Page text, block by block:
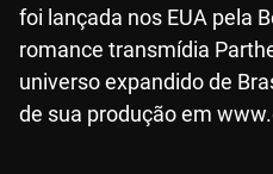
foi lançada nos EUA pela
romance transmídia
universo expandido de
de sua produção em